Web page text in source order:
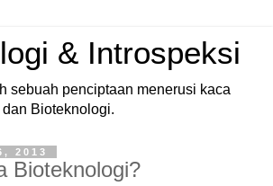
& Introspeksi
sebuah penciptaan menerusi kaca
Bioteknologi.
2013
Bioteknologi?